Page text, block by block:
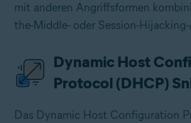
mit anderen Angriffsformen
the-Middle- oder Session-
Dynamic Host
Protocol (DHCP)
Das Dynamic Host Configuration